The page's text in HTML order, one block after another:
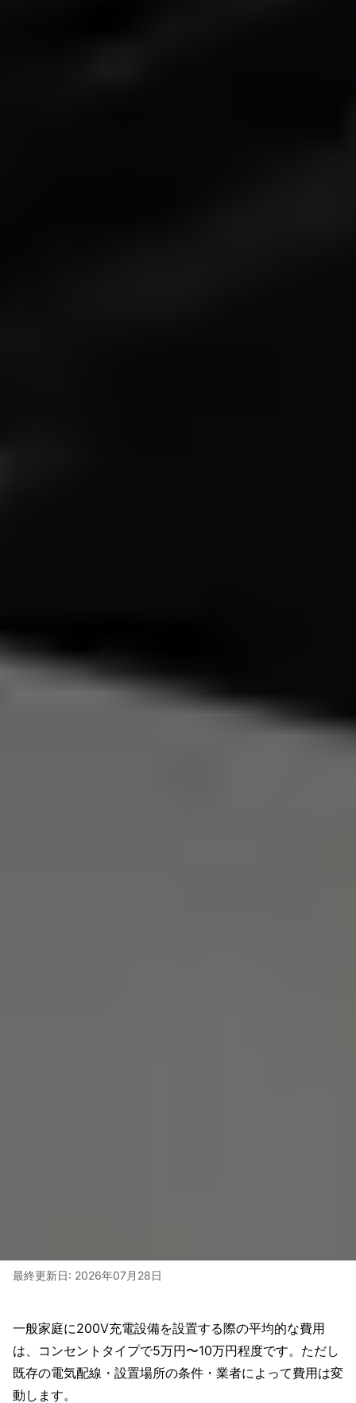
最終更新日: 2026年07月28日
一般家庭に200V充電設備を設置する際の平均的な費用
は、コンセントタイプで5万円〜10万円程度です。ただし
既存の電気配線・設置場所の条件・業者によって費用は変
動します。